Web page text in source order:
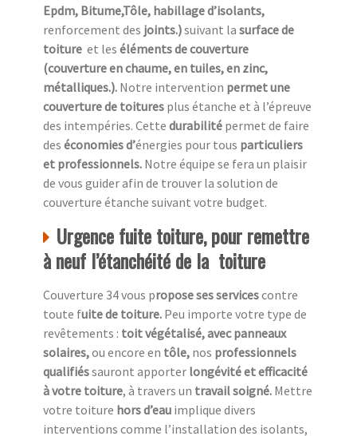
Epdm, Bitume,Tôle, habillage d’isolants,
renforcement des joints.)suivant la surface de
toiture et les éléments de couverture
(couverture en chaume, en tuiles, en zinc,
métalliques.). Notre intervention permet une
couverture de toitures plus étanche et à l’épreuve
des intempéries. Cette durabilité permet de faire
des économies d’énergies pour tous particuliers
et professionnels. Notre équipe se fera un plaisir
de vous guider afin de trouver la solution de
couverture étanche suivant votre budget.
Urgence fuite toiture, pour remettre
à neuf l’étanchéité de la toiture
Couverture 34 vous propose ses servicescontre
toute fuite de toiture. Peu importe votre type de
revêtements : toit végétalisé, avec panneaux
solaires,ou encore en tôle, nos professionnels
qualifiéssauront apporter longévité et efficacité
à votre toiture, à travers un travail soigné. Mettre
votre toiture hors d’eau implique divers
interventions comme l’installation des isolants,